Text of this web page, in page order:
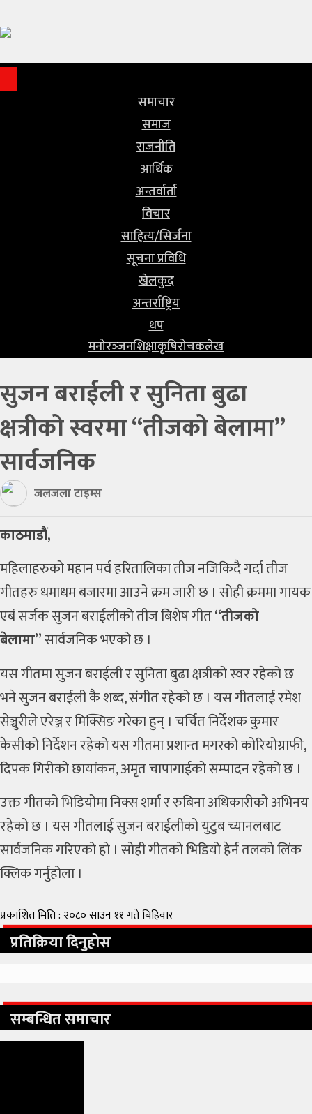
समाचार
समाज
राजनीति
आर्थिक
अन्तर्वार्ता
विचार
साहित्य/सिर्जना
सूचना प्रविधि
खेलकुद
अन्तर्राष्ट्रिय
थप
मनोरञ्‍जनशिक्षाकृषिरोचकलेख
समाज
खेलकुद
अन्तर्राष्ट्रिय
थप
मनोरञ्‍जन
शिक्षा
रोचक
लेख
सुजन बराईली र सुनिता बुढा
क्षत्रीको स्वरमा “तीजको बेलामा”
सार्वजनिक
जलजला टाइम्स
काठमाडौं,
महिलाहरुको महान पर्व हरितालिका तीज नजिकिदै गर्दा तीज
गीतहरु धमाधम बजारमा आउने क्रम जारी छ । सोही क्रममा गायक
एबं सर्जक सुजन बराईलीको तीज बिशेष गीत“तीजको
बेलामा”सार्वजनिक भएको छ ।
यस गीतमा सुजन बराईली र सुनिता बुढा क्षत्रीको स्वर रहेको छ
भने सुजन बराईली कै शब्द, संगीत रहेको छ । यस गीतलाई रमेश
सेञ्चुरीले एरेञ्ज र मिक्सिङ गरेका हुन् । चर्चित निर्देशक कुमार
केसीको निर्देशन रहेको यस गीतमा प्रशान्त मगरको कोरियोग्राफी,
दिपक गिरीको छायांकन, अमृत चापागाईको सम्पादन रहेको छ ।
उक्त गीतको भिडियोमा निक्स शर्मा र रुबिना अधिकारीको अभिनय
रहेको छ । यस गीतलाई सुजन बराईलीको युटुब च्यानलबाट
सार्वजनिक गरिएको हो । सोही गीतको भिडियो हेर्न तलको लिंक
क्लिक गर्नुहोला ।
प्रकाशित मिति : २०८० साउन ११ गते बिहिवार
प्रतिक्रिया दिनुहोस
सम्बन्धित समाचार